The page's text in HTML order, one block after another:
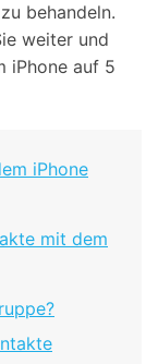
behandeln.
weiter und
iPhone auf 5
iPhone
mit dem